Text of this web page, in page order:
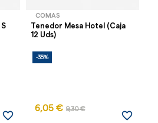
favorite_border
COMAS
Tenedor Mesa Hotel (Caja
12 Uds)
-35%
6,05 € 9,30 €
favorite_border